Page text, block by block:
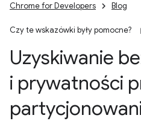
Chrome for Developers Blog
Czy te wskazówki były pomocne?
Uzyskiwanie
i prywatności